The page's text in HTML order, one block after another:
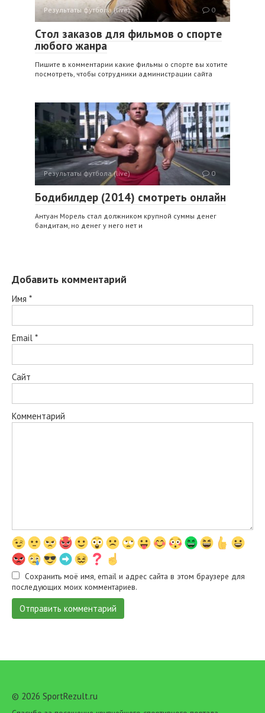
Результаты футбола (live) 0
Стол заказов для фильмов о спорте
любого жанра
Пишите в комментарии какие фильмы о спорте вы хотите
посмотреть, чтобы сотрудники администрации сайта
Результаты футбола (live) 0
Бодибилдер (2014) смотреть онлайн
Антуан Морель стал должником крупной суммы денег
бандитам, но денег у него нет и
Добавить комментарий
Имя *
Email *
Сайт
Комментарий
Сохранить моё имя, email и адрес сайта в этом браузере для
последующих моих комментариев.
© 2026 SportRezult.ru